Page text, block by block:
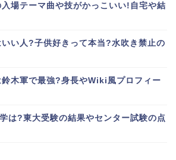
場テーマ曲や技がかっこいい!自宅や結
い人?子供好きって本当?水吹き禁止の
鈴木軍で最強?身長やWiki風プロフィー
は?東大受験の結果やセンター試験の点